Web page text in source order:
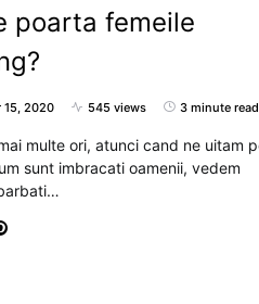
poarta femeile
15, 2020 545 views 3 minute read
multe ori, atunci cand ne uitam
sunt imbracati oamenii, vedem